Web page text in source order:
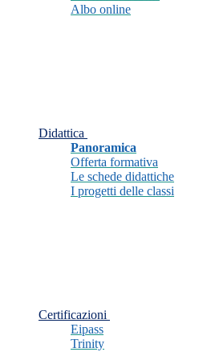
Albo online
Didattica
Panoramica
Offerta formativa
Le schede didattiche
I progetti delle classi
Certificazioni
Eipass
Trinity